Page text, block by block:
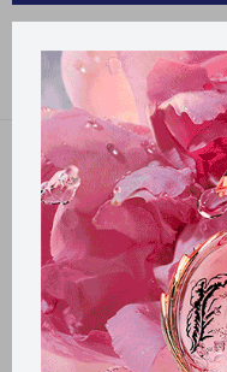
Filtrando por: Tapabocas